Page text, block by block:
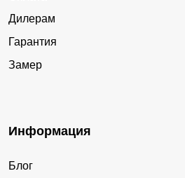
Дилерам
Гарантия
Замер
Информация
Блог